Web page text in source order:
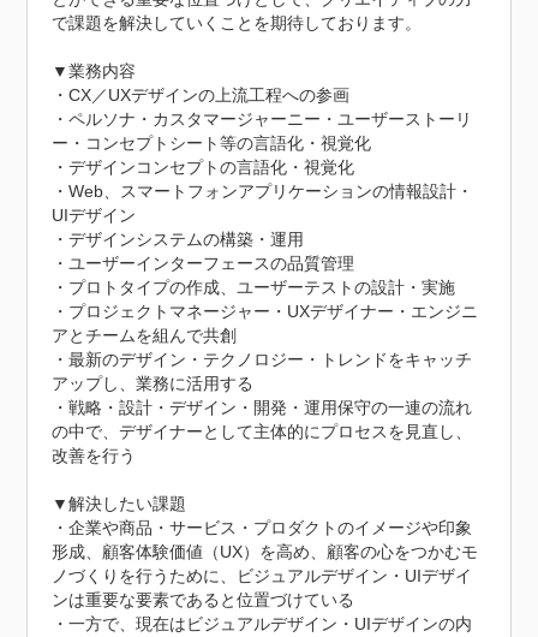
で課題を解決していくことを期待しております。
▼業務内容
・CX／UXデザインの上流工程への参画
・ペルソナ・カスタマージャーニー・ユーザーストーリ
ー・コンセプトシート等の言語化・視覚化
・デザインコンセプトの言語化・視覚化
・Web、スマートフォンアプリケーションの情報設計・
UIデザイン
・デザインシステムの構築・運用
・ユーザーインターフェースの品質管理
・プロトタイプの作成、ユーザーテストの設計・実施
・プロジェクトマネージャー・UXデザイナー・エンジニ
アとチームを組んで共創
・最新のデザイン・テクノロジー・トレンドをキャッチ
アップし、業務に活用する
・戦略・設計・デザイン・開発・運用保守の一連の流れ
の中で、デザイナーとして主体的にプロセスを見直し、
改善を行う
▼解決したい課題
・企業や商品・サービス・プロダクトのイメージや印象
形成、顧客体験価値（UX）を高め、顧客の心をつかむモ
ノづくりを行うために、ビジュアルデザイン・UIデザイ
ンは重要な要素であると位置づけている
・一方で、現在はビジュアルデザイン・UIデザインの内